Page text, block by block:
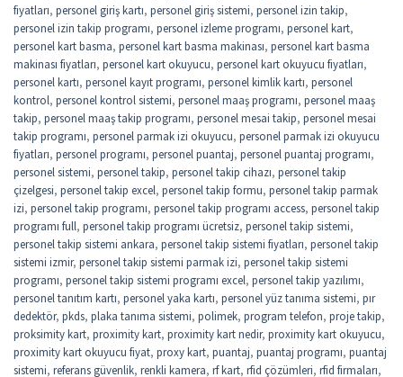
fiyatları, personel giriş kartı, personel giriş sistemi, personel izin takip,
personel izin takip programı, personel izleme programı, personel kart,
personel kart basma, personel kart basma makinası, personel kart basma
makinası fiyatları, personel kart okuyucu, personel kart okuyucu fiyatları,
personel kartı, personel kayıt programı, personel kimlik kartı, personel
kontrol, personel kontrol sistemi, personel maaş programı, personel maaş
takip, personel maaş takip programı, personel mesai takip, personel mesai
takip programı, personel parmak izi okuyucu, personel parmak izi okuyucu
fiyatları, personel programı, personel puantaj, personel puantaj programı,
personel sistemi, personel takip, personel takip cihazı, personel takip
çizelgesi, personel takip excel, personel takip formu, personel takip parmak
izi, personel takip programı, personel takip programı access, personel takip
programı full, personel takip programı ücretsiz, personel takip sistemi,
personel takip sistemi ankara, personel takip sistemi fiyatları, personel takip
sistemi izmir, personel takip sistemi parmak izi, personel takip sistemi
programı, personel takip sistemi programı excel, personel takip yazılımı,
personel tanıtım kartı, personel yaka kartı, personel yüz tanıma sistemi, pır
dedektör, pkds, plaka tanıma sistemi, polimek, program telefon, proje takip,
proksimity kart, proximity kart, proximity kart nedir, proximity kart okuyucu,
proximity kart okuyucu fiyat, proxy kart, puantaj, puantaj programı, puantaj
sistemi, referans güvenlik, renkli kamera, rf kart, rfid çözümleri, rfid firmaları,